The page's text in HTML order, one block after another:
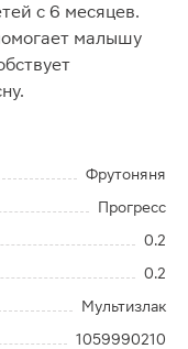
с 6 месяцев.
малышу
Фрутоняня
Прогресс
0.2
0.2
Мультизлак
1059990210